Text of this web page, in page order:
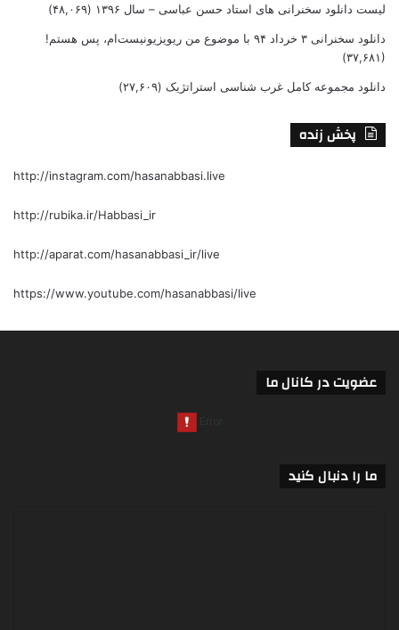
لیست دانلود سخنرانی های استاد حسن عباسی – سال ۱۳۹۶ (۴۸,۰۶۹)
دانلود سخنرانی ۳ خرداد ۹۴ با موضوع من ریویزیونیست‌ام، پس هستم!
(۳۷,۶۸۱)
دانلود مجموعه کامل غرب شناسی استراتژیک (۲۷,۶۰۹)
پخش زنده
http://instagram.com/hasanabbasi.live
http://rubika.ir/Habbasi_ir
http://aparat.com/hasanabbasi_ir/live
https://www.youtube.com/hasanabbasi/live
عضویت در کانال ما
ما را دنبال کنید